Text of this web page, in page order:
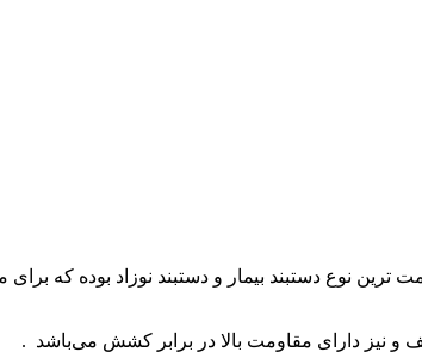
ترین نوع دستبند بیمار و دستبند نوزاد بوده
و نیز دارای مقاومت بالا در برابر کشش می‌باشد .